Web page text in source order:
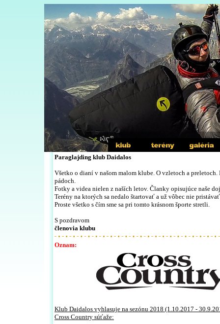
Paraglajding klub Daidalos
Všetko o dianí v našom malom klube. O vzletoch a preletoch.
pádoch.
Fotky a videa nielen z naších letov. Članky opisujúce naše
Terény na ktorých sa nedalo štartovať a už vôbec nie
Proste všetko s čím sme sa pri tomto krásnom športe stretli.
S pozdravom
členovia klubu
Oznam:
Klub Daidalos vyhlasuje na sezónu 2018 (1.10.2017 -
Cross Country súťaže: